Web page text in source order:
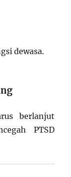
dewasa.
berlanjut
PTSD